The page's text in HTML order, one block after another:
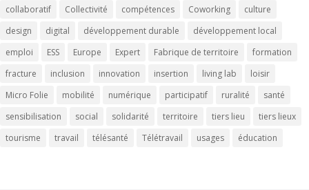
collaboratif
Collectivité compétences Coworking
culture
design
digital développement durable
développement local
emploi
ESS Europe Expert Fabrique de territoire
formation
fracture
inclusion innovation insertion living lab
loisir
Micro Folie
mobilité numérique participatif ruralité
santé
sensibilisation
social solidarité territoire tiers lieu
tiers lieux
tourisme
travail télésanté Télétravail usages éducation